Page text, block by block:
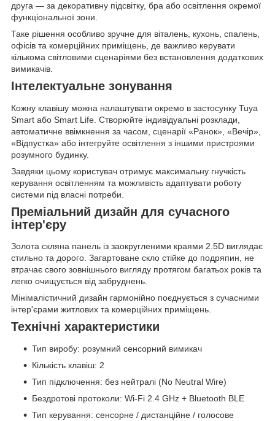
друга — за декоративну підсвітку, бра або освітлення окремої
функціональної зони.
Таке рішення особливо зручне для віталень, кухонь, спалень,
офісів та комерційних приміщень, де важливо керувати
кількома світловими сценаріями без встановлення додаткових
вимикачів.
Інтелектуальне зонування
Кожну клавішу можна налаштувати окремо в застосунку Tuya
Smart або Smart Life. Створюйте індивідуальні розклади,
автоматичне ввімкнення за часом, сценарії «Ранок», «Вечір»,
«Відпустка» або інтегруйте освітлення з іншими пристроями
розумного будинку.
Завдяки цьому користувач отримує максимальну гнучкість
керування освітленням та можливість адаптувати роботу
системи під власні потреби.
Преміальний дизайн для сучасного
інтер'єру
Золота скляна панель із заокругленими краями 2.5D виглядає
стильно та дорого. Загартоване скло стійке до подряпин, не
втрачає свого зовнішнього вигляду протягом багатьох років та
легко очищується від забруднень.
Мінімалістичний дизайн гармонійно поєднується з сучасними
інтер'єрами житлових та комерційних приміщень.
Технічні характеристики
Тип виробу: розумний сенсорний вимикач
Кількість клавіш: 2
Тип підключення: без нейтралі (No Neutral Wire)
Бездротові протоколи: Wi-Fi 2.4 GHz + Bluetooth BLE
Тип керування: сенсорне / дистанційне / голосове